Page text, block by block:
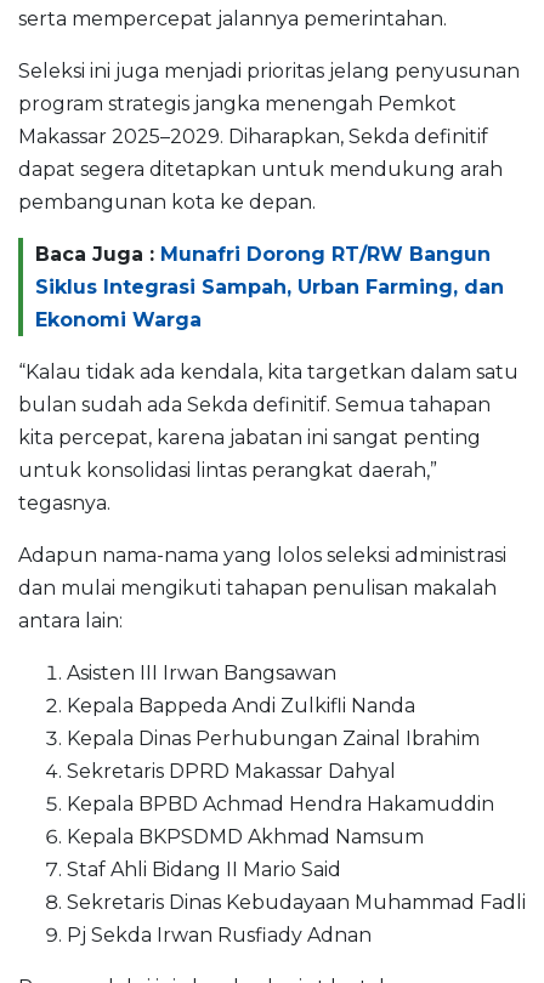
serta mempercepat jalannya pemerintahan.
Seleksi ini juga menjadi prioritas jelang penyusunan
program strategis jangka menengah Pemkot
Makassar 2025–2029. Diharapkan, Sekda definitif
dapat segera ditetapkan untuk mendukung arah
pembangunan kota ke depan.
Baca Juga : Munafri Dorong RT/RW Bangun
Siklus Integrasi Sampah, Urban Farming, dan
Ekonomi Warga
“Kalau tidak ada kendala, kita targetkan dalam satu
bulan sudah ada Sekda definitif. Semua tahapan
kita percepat, karena jabatan ini sangat penting
untuk konsolidasi lintas perangkat daerah,”
tegasnya.
Adapun nama-nama yang lolos seleksi administrasi
dan mulai mengikuti tahapan penulisan makalah
antara lain:
Asisten III Irwan Bangsawan
Kepala Bappeda Andi Zulkifli Nanda
Kepala Dinas Perhubungan Zainal Ibrahim
Sekretaris DPRD Makassar Dahyal
Kepala BPBD Achmad Hendra Hakamuddin
Kepala BKPSDMD Akhmad Namsum
Staf Ahli Bidang II Mario Said
Sekretaris Dinas Kebudayaan Muhammad Fadli
Pj Sekda Irwan Rusfiady Adnan